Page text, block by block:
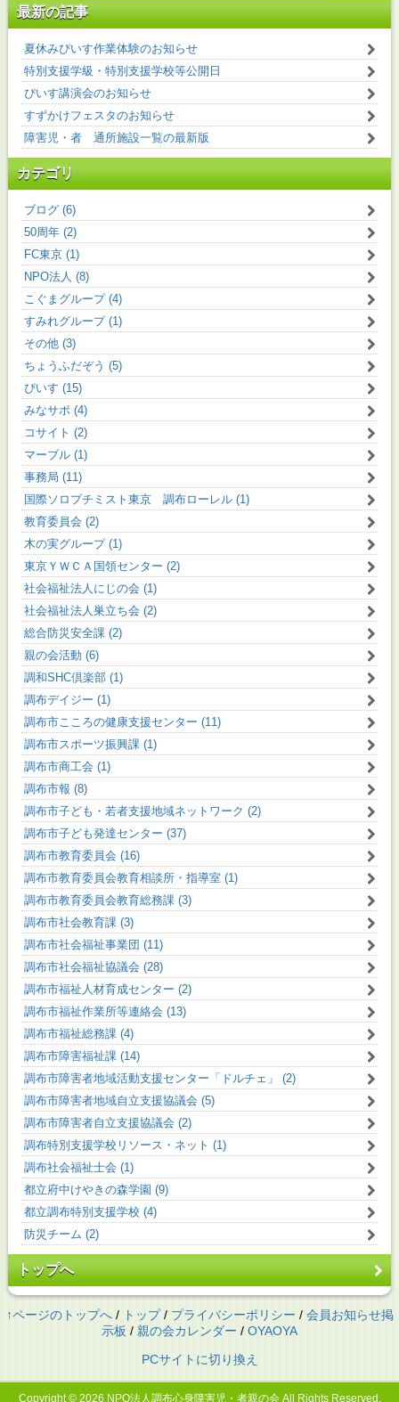
最新の記事
夏休みぴいす作業体験のお知らせ
特別支援学級・特別支援学校等公開日
ぴいす講演会のお知らせ
すずかけフェスタのお知らせ
障害児・者 通所施設一覧の最新版
カテゴリ
ブログ (6)
50周年 (2)
FC東京 (1)
NPO法人 (8)
こぐまグループ (4)
すみれグループ (1)
その他 (3)
ちょうふだぞう (5)
ぴいす (15)
みなサポ (4)
コサイト (2)
マーブル (1)
事務局 (11)
国際ソロプチミスト東京 調布ローレル (1)
教育委員会 (2)
木の実グループ (1)
東京ＹＷＣＡ国領センター (2)
社会福祉法人にじの会 (1)
社会福祉法人巣立ち会 (2)
総合防災安全課 (2)
親の会活動 (6)
調和SHC倶楽部 (1)
調布デイジー (1)
調布市こころの健康支援センター (11)
調布市スポーツ振興課 (1)
調布市商工会 (1)
調布市報 (8)
調布市子ども・若者支援地域ネットワーク (2)
調布市子ども発達センター (37)
調布市教育委員会 (16)
調布市教育委員会教育相談所・指導室 (1)
調布市教育委員会教育総務課 (3)
調布市社会教育課 (3)
調布市社会福祉事業団 (11)
調布市社会福祉協議会 (28)
調布市福祉人材育成センター (2)
調布市福祉作業所等連絡会 (13)
調布市福祉総務課 (4)
調布市障害福祉課 (14)
調布市障害者地域活動支援センター「ドルチェ」 (2)
調布市障害者地域自立支援協議会 (5)
調布市障害者自立支援協議会 (2)
調布特別支援学校リソース・ネット (1)
調布社会福祉士会 (1)
都立府中けやきの森学園 (9)
都立調布特別支援学校 (4)
防災チーム (2)
トップへ
↑ページのトップへ/ トップ/ プライバシーポリシー / 会員お知らせ掲
示板 / 親の会カレンダー / OYAOYA
PCサイトに切り換え
Copyright © 2026 NPO法人調布心身障害児・者親の会All Rights Reserved.